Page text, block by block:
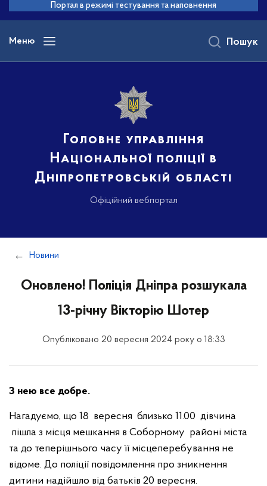
основного
вмісту
Портал в режимі тестування та наповнення
Меню
Головне управління
Національної поліції в
Дніпропетровській області
Офіційний вебпортал
Пошук
Новини
Оновлено! Поліція Дніпра розшукала
13-річну Вікторію Шотер
Опубліковано 20 вересня 2024 року о 18:33
З нею все добре.
Нагадуємо, що 18 вересня близько 11.00 дівчина
пішла з місця мешкання в Соборному районі міста
та до теперішнього часу її місцеперебування не
відоме. До поліції повідомлення про зникнення
дитини надійшло від батьків 20 вересня.